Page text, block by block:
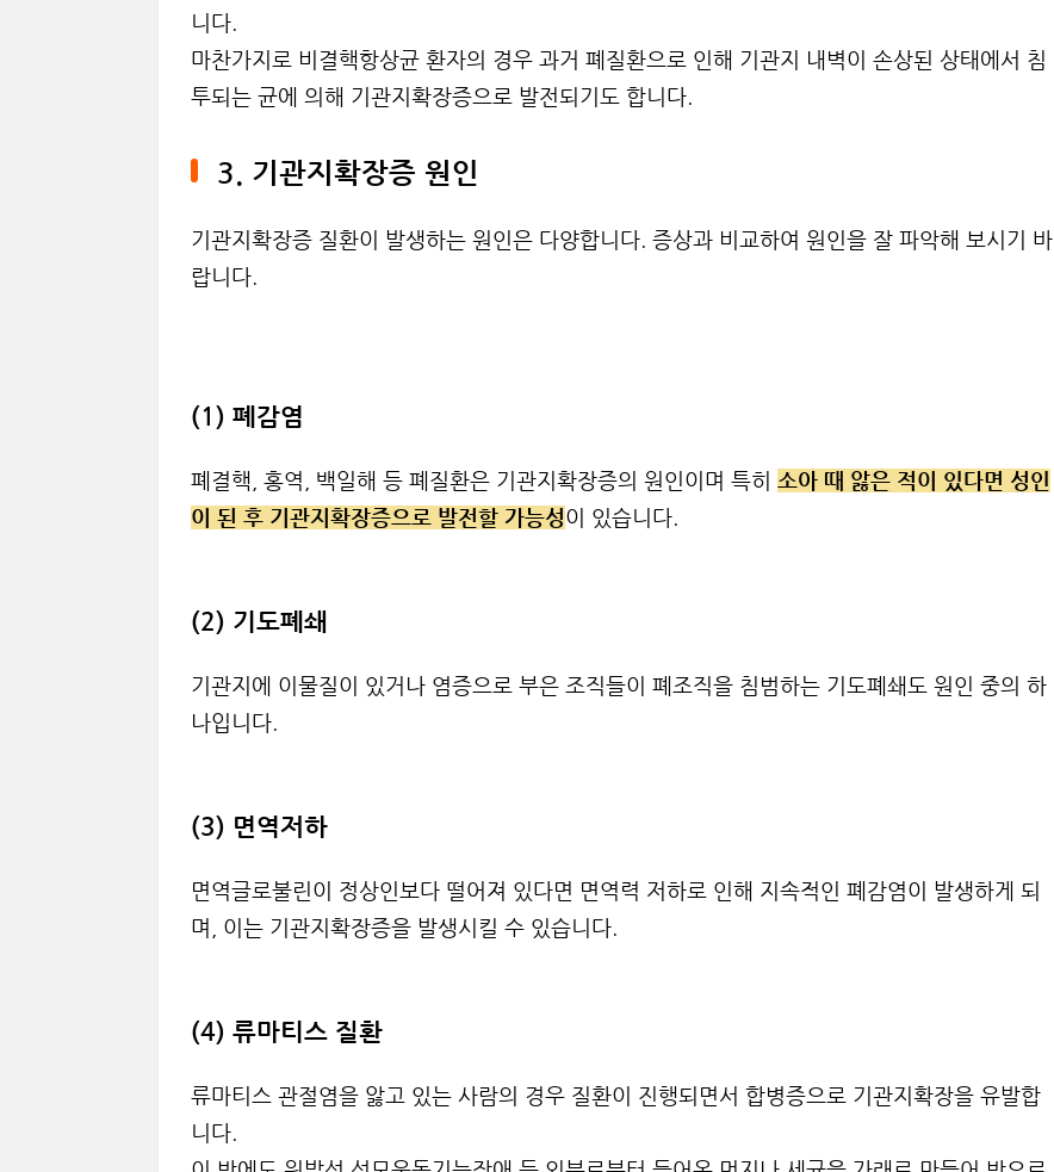
니다.
마찬가지로 비결핵항상균 환자의 경우 과거 폐질환으로 인해 기관지 내벽이 손상된 상태에서 침
투되는 균에 의해 기관지확장증으로 발전되기도 합니다.
3. 기관지확장증 원인
기관지확장증 질환이 발생하는 원인은 다양합니다. 증상과 비교하여 원인을 잘 파악해 보시기 바
랍니다.
(1) 폐감염
폐결핵, 홍역, 백일해 등 폐질환은 기관지확장증의 원인이며 특히 소아 때 앓은 적이 있다면 성인
이 된 후 기관지확장증으로 발전할 가능성이 있습니다.
(2) 기도폐쇄
기관지에 이물질이 있거나 염증으로 부은 조직들이 폐조직을 침범하는 기도폐쇄도 원인 중의 하
나입니다.
(3) 면역저하
면역글로불린이 정상인보다 떨어져 있다면 면역력 저하로 인해 지속적인 폐감염이 발생하게 되
며, 이는 기관지확장증을 발생시킬 수 있습니다.
(4) 류마티스 질환
류마티스 관절염을 앓고 있는 사람의 경우 질환이 진행되면서 합병증으로 기관지확장을 유발합
니다.